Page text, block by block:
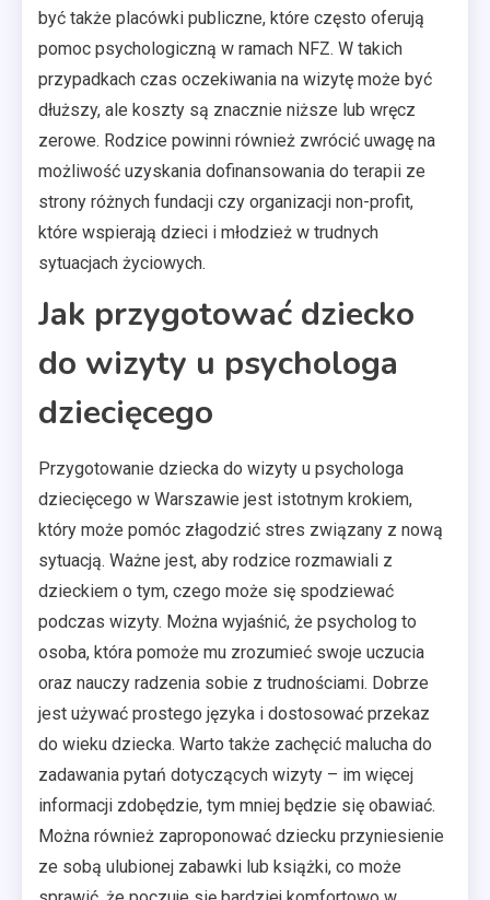
być także placówki publiczne, które często oferują
pomoc psychologiczną w ramach NFZ. W takich
przypadkach czas oczekiwania na wizytę może być
dłuższy, ale koszty są znacznie niższe lub wręcz
zerowe. Rodzice powinni również zwrócić uwagę na
możliwość uzyskania dofinansowania do terapii ze
strony różnych fundacji czy organizacji non-profit,
które wspierają dzieci i młodzież w trudnych
sytuacjach życiowych.
Jak przygotować dziecko
do wizyty u psychologa
dziecięcego
Przygotowanie dziecka do wizyty u psychologa
dziecięcego w Warszawie jest istotnym krokiem,
który może pomóc złagodzić stres związany z nową
sytuacją. Ważne jest, aby rodzice rozmawiali z
dzieckiem o tym, czego może się spodziewać
podczas wizyty. Można wyjaśnić, że psycholog to
osoba, która pomoże mu zrozumieć swoje uczucia
oraz nauczy radzenia sobie z trudnościami. Dobrze
jest używać prostego języka i dostosować przekaz
do wieku dziecka. Warto także zachęcić malucha do
zadawania pytań dotyczących wizyty – im więcej
informacji zdobędzie, tym mniej będzie się obawiać.
Można również zaproponować dziecku przyniesienie
ze sobą ulubionej zabawki lub książki, co może